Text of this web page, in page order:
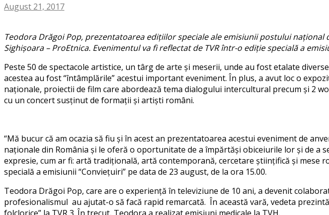
August 21, 2017
Teodora Drăgoi Pop, prezentatoarea edițiilor speciale ale emisiunii postului
Sighișoara – ProEtnica. Evenimentul va fi reflectat de TVR într-o ediție specială a
Peste 50 de spectacole artistice, un târg de arte și meserii, unde au fost etalate
acestea au fost “întâmplările” acestui important eveniment. În plus, a avut loc o
naționale, proiectii de film care abordează tema dialogului intercultural precum și 2
cu un concert susținut de formații și artiști români.
“Mă bucur că am ocazia să fiu și în acest an prezentatoarea acestui eveniment de
naționale din România și le oferă o oportunitate de a împărtăși obiceiurile lor și de a
expresie, cum ar fi: artă tradițională, artă contemporană, cercetare științifică și mese
specială a emisiunii “Conviețuiri” pe data de 23 august, de la ora 15.00.
Teodora Drăgoi Pop, care are o experiență în televiziune de 10 ani, a devenit
profesionalismul au ajutat-o să facă rapid remarcată. În această vară, vedeta
folclorice” la TVR 3. În trecut, Teodora a realizat emisiuni medicale la TVH.